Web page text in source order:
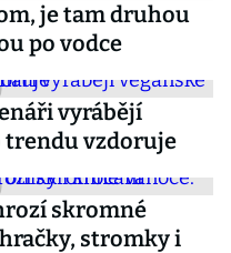
je tam druhou
po vodce
vyrábějí
trendu vzdoruje
skromné
stromky i